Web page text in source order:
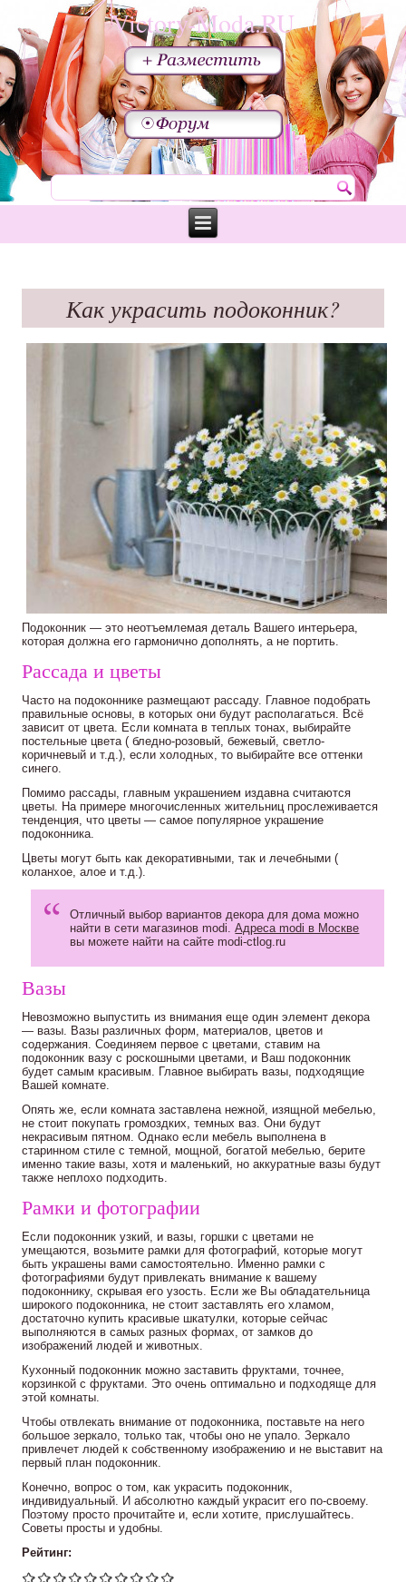
Victory-Moda.RU
Как украсить подоконник?
Подоконник — это неотъемлемая деталь Вашего интерьера,
которая должна его гармонично дополнять, а не портить.
Рассада и цветы
Часто на подоконнике размещают рассаду. Главное подобрать
правильные основы, в которых они будут располагаться. Всё
зависит от цвета. Если комната в теплых тонах, выбирайте
постельные цвета ( бледно-розовый, бежевый, светло-
коричневый и т.д.), если холодных, то выбирайте все оттенки
синего.
Помимо рассады, главным украшением издавна считаются
цветы. На примере многочисленных жительниц прослеживается
тенденция, что цветы — самое популярное украшение
подоконника.
Цветы могут быть как декоративными, так и лечебными (
коланхое, алое и т.д.).
Отличный выбор вариантов декора для дома можно
найти в сети магазинов modi.Адреса modi в Москве
вы можете найти на сайте modi-ctlog.ru
Вазы
Невозможно выпустить из внимания еще один элемент декора
— вазы. Вазы различных форм, материалов, цветов и
содержания. Соединяем первое с цветами, ставим на
подоконник вазу с роскошными цветами, и Ваш подоконник
будет самым красивым. Главное выбирать вазы, подходящие
Вашей комнате.
Опять же, если комната заставлена нежной, изящной мебелью,
не стоит покупать громоздких, темных ваз. Они будут
некрасивым пятном. Однако если мебель выполнена в
старинном стиле с темной, мощной, богатой мебелью, берите
именно такие вазы, хотя и маленький, но аккуратные вазы будут
также неплохо подходить.
Рамки и фотографии
Если подоконник узкий, и вазы, горшки с цветами не
умещаются, возьмите рамки для фотографий, которые могут
быть украшены вами самостоятельно. Именно рамки с
фотографиями будут привлекать внимание к вашему
подоконнику, скрывая его узость. Если же Вы обладательница
широкого подоконника, не стоит заставлять его хламом,
достаточно купить красивые шкатулки, которые сейчас
выполняются в самых разных формах, от замков до
изображений людей и животных.
Кухонный подоконник можно заставить фруктами, точнее,
корзинкой с фруктами. Это очень оптимально и подходяще для
этой комнаты.
Чтобы отвлекать внимание от подоконника, поставьте на него
большое зеркало, только так, чтобы оно не упало. Зеркало
привлечет людей к собственному изображению и не выставит на
первый план подоконник.
Конечно, вопрос о том, как украсить подоконник,
индивидуальный. И абсолютно каждый украсит его по-своему.
Поэтому просто прочитайте и, если хотите, прислушайтесь.
Советы просты и удобны.
Рейтинг: